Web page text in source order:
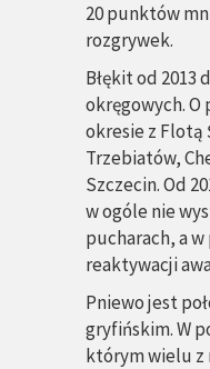
20 punktów
rozgrywek.
Błękit od 2013
okręgowych. O
okresie z Flotą
Trzebiatów,
Szczecin. Od
w ogóle nie
pucharach, a
reaktywacji
Pniewo jest
gryfińskim. W
którym wielu z